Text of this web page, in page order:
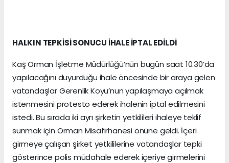
HALKIN TEPKİSİ SONUCU İHALE İPTAL EDİLDİ
Kaş Orman İşletme Müdürlüğü’nün bugün saat 10.30’da
yapılacağını duyurduğu ihale öncesinde bir araya gelen
vatandaşlar Gerenlik Koyu’nun yapılaşmaya açılmak
istenmesini protesto ederek ihalenin iptal edilmesini
istedi. Bu sırada iki ayrı şirketin yetkilileri ihaleye teklif
sunmak için Orman Misafirhanesi önüne geldi. İçeri
girmeye çalışan şirket yetkililerine vatandaşlar tepki
gösterince polis müdahale ederek içeriye girmelerini